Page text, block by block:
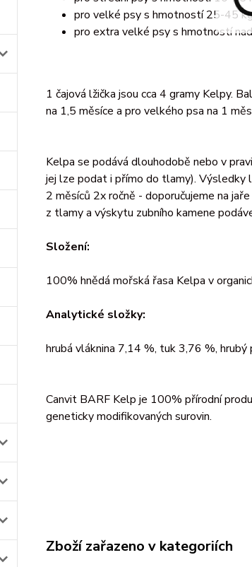
pro velké psy s hmotností 25-45
pro extra velké psy s hmotností
1 čajová lžička jsou cca 4 gramy Kelpy.
na 1,5 měsíce a pro velkého psa na 1
Kelpa se podává dlouhodobě nebo v
jej lze podat i přímo do tlamy). Výsledky
2 měsíců 2x ročně - doporučujeme na
z tlamy a výskytu zubního kamene
Složení:
100% hnědá mořská řasa Kelpa v
Analytické složky:
hrubá vláknina 7,14 %, tuk 3,76 %,
Canvit BARF Kelp je 100% přírodní
geneticky modifikovaných surovin.
Zboží zařazeno v kategoriích